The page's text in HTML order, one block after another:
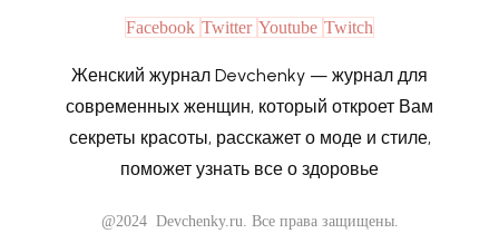
Facebook Twitter Youtube Twitch
Женский журнал Devchenky — журнал для
современных женщин, который откроет Вам
секреты красоты, расскажет о моде и стиле,
поможет узнать все о здоровье
@2024 Devchenky.ru. Все права защищены.